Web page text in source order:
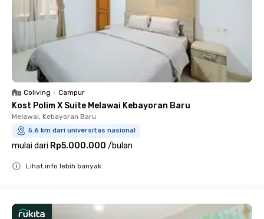
Coliving • Campur
Kost Polim X Suite Melawai Kebayoran Baru
Melawai, Kebayoran Baru
5.6 km dari universitas nasional
mulai dari Rp5.000.000 /bulan
Lihat info lebih banyak